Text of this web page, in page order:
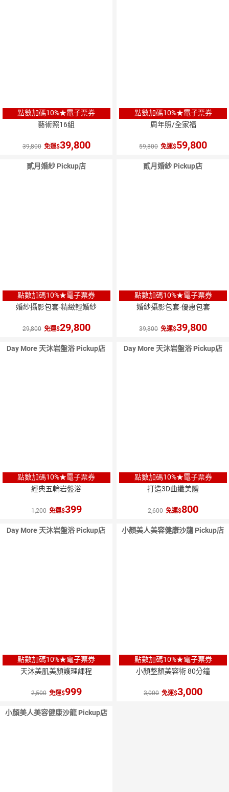
點數加碼10%★電子票券
藝術照16組
39,800 免運 39,800
點數加碼10%★電子票券
周年照/全家福
59,800 免運 59,800
貳月婚紗 Pickup店
點數加碼10%★電子票券
婚紗攝影包套-精緻輕婚紗
29,800 免運 29,800
貳月婚紗 Pickup店
點數加碼10%★電子票券
婚紗攝影包套-優惠包套
39,800 免運 39,800
Day More 天沐岩盤浴 Pickup店
點數加碼10%★電子票券
經典五輪岩盤浴
1,200 免運 399
Day More 天沐岩盤浴 Pickup店
點數加碼10%★電子票券
打造3D曲纖美體
2,600 免運 800
Day More 天沐岩盤浴 Pickup店
點數加碼10%★電子票券
天沐美肌美顏護理課程
2,500 免運 999
小顏美人美容健康沙龍 Pickup店
點數加碼10%★電子票券
小顏整顏美容術 80分鐘
3,000 免運 3,000
小顏美人美容健康沙龍 Pickup店